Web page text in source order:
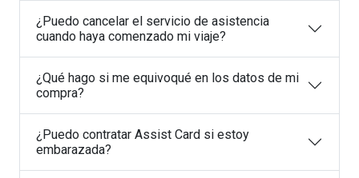
¿Puedo cancelar el servicio de asistencia
cuando haya comenzado mi viaje?
¿Qué hago si me equivoqué en los datos de mi
compra?
¿Puedo contratar Assist Card si estoy
embarazada?